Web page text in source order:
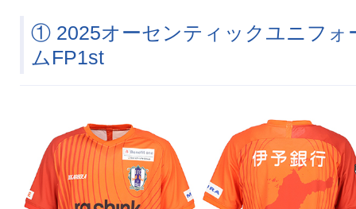
① 2025オーセンティックユニフォ
ムFP1st